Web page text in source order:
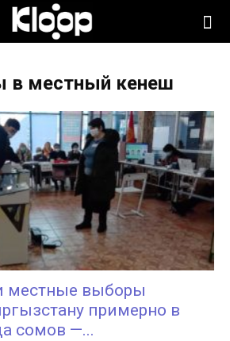
в местный кенеш
местные выборы
примерно в
сомов —...